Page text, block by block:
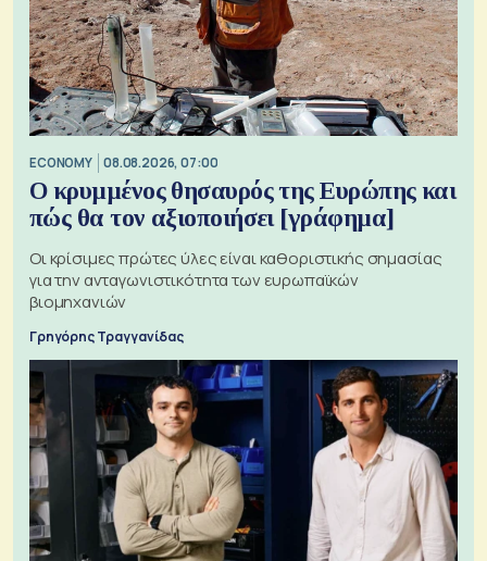
ECONOMY 08.08.2026, 07:00
Ο κρυμμένος θησαυρός της Ευρώπης και
πώς θα τον αξιοποιήσει [γράφημα]
Οι κρίσιμες πρώτες ύλες είναι καθοριστικής σημασίας
για την ανταγωνιστικότητα των ευρωπαϊκών
βιομηχανιών
Γρηγόρης Τραγγανίδας